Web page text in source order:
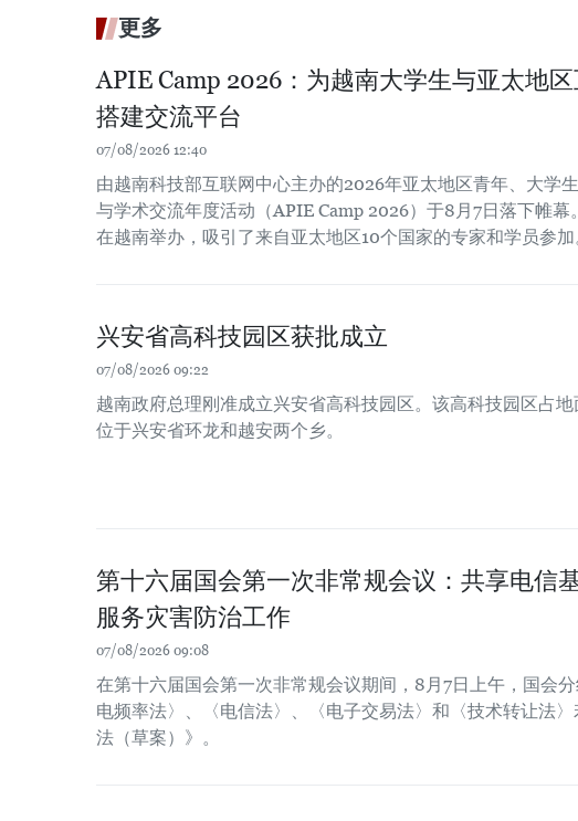
更多
APIE Camp 2026：为越南大学生与亚太地
搭建交流平台
07/08/2026 12:40
由越南科技部互联网中心主办的2026年亚太地区青年、大学
与学术交流年度活动（APIE Camp 2026）于8月7日落下帷幕
在越南举办，吸引了来自亚太地区10个国家的专家和学员参加
兴安省高科技园区获批成立
07/08/2026 09:22
越南政府总理刚准成立兴安省高科技园区。该高科技园区占地
位于兴安省环龙和越安两个乡。
第十六届国会第一次非常规会议：共享电信
服务灾害防治工作
07/08/2026 09:08
在第十六届国会第一次非常规会议期间，8月7日上午，国会
电频率法〉、〈电信法〉、〈电子交易法〉和〈技术转让法
法（草案）》。